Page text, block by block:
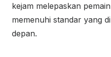
kejam melepaskan
memenuhi standar yang
depan.